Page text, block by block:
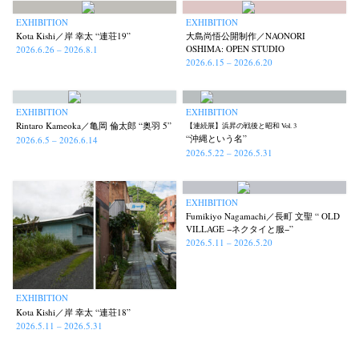
EXHIBITION
Kota Kishi／岸 幸太 “連荘19”
2026.6.26 – 2026.8.1
EXHIBITION
大島尚悟公開制作／NAONORI
OSHIMA: OPEN STUDIO
2026.6.15 – 2026.6.20
EXHIBITION
Rintaro Kameoka／亀岡 倫太郎 “奥羽 5”
2026.6.5 – 2026.6.14
EXHIBITION
【連続展】浜昇の戦後と昭和 Vol. 3
“沖縄という名”
2026.5.22 – 2026.5.31
EXHIBITION
Kota Kishi／岸 幸太 “連荘18”
2026.5.11 – 2026.5.31
EXHIBITION
Fumikiyo Nagamachi／長町 文聖 “ OLD
VILLAGE −ネクタイと服−”
2026.5.11 – 2026.5.20